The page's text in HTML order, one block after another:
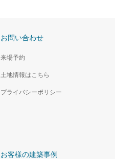
お問い合わせ
来場予約
土地情報はこちら
プライバシーポリシー
お客様の建築事例